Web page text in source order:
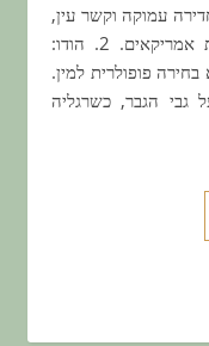
עמוקה וקשר עין,
מה שהופך אותה למועדפת בקרב זוגות אמריקאים. 2. הודו:
פופולרית למין.
גבי הגבר, כשרגליה